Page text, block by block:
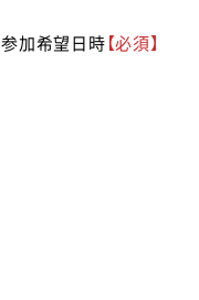
参加希望日時【必須】